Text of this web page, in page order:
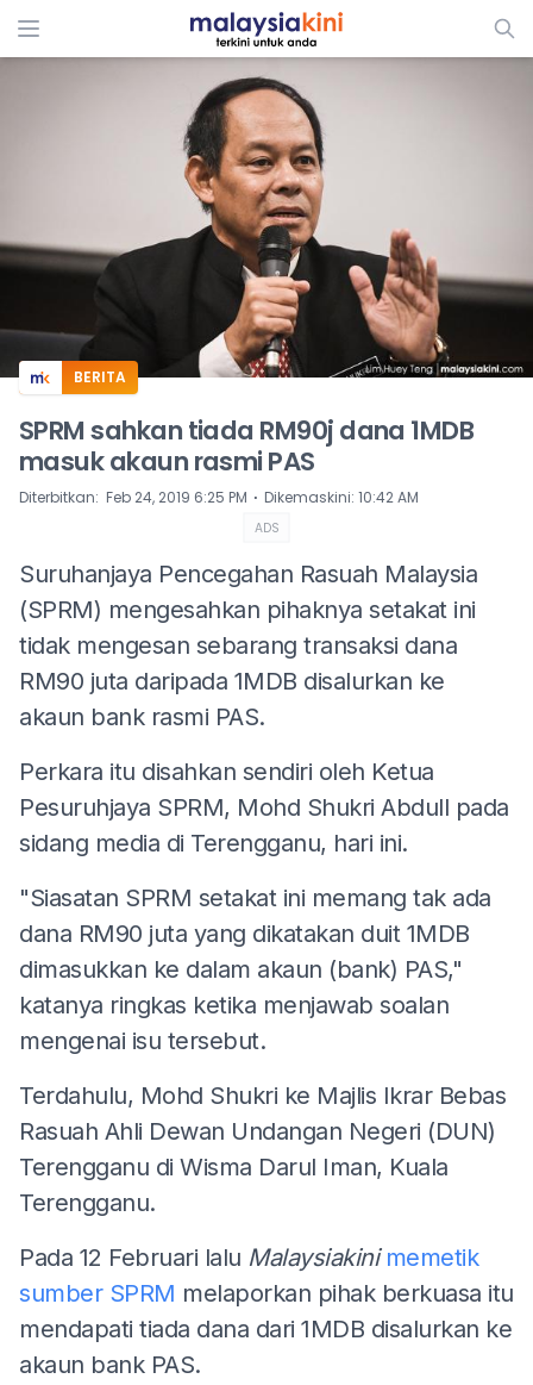
ADS
BERITA
SPRM sahkan tiada RM90j dana 1MDB
masuk akaun rasmi PAS
Diterbitkan: Feb 24, 2019 6:25 PM ⋅ Dikemaskini: 10:42 AM
ADS
Suruhanjaya Pencegahan Rasuah Malaysia
(SPRM) mengesahkan pihaknya setakat ini
tidak mengesan sebarang transaksi dana
RM90 juta daripada 1MDB disalurkan ke
akaun bank rasmi PAS.
Perkara itu disahkan sendiri oleh Ketua
Pesuruhjaya SPRM, Mohd Shukri Abdull pada
sidang media di Terengganu, hari ini.
"Siasatan SPRM setakat ini memang tak ada
dana RM90 juta yang dikatakan duit 1MDB
dimasukkan ke dalam akaun (bank) PAS,"
katanya ringkas ketika menjawab soalan
mengenai isu tersebut.
Terdahulu, Mohd Shukri ke Majlis Ikrar Bebas
Rasuah Ahli Dewan Undangan Negeri (DUN)
Terengganu di Wisma Darul Iman, Kuala
Terengganu.
Pada 12 Februari lalu Malaysiakini memetik
sumber SPRM melaporkan pihak berkuasa itu
mendapati tiada dana dari 1MDB disalurkan ke
akaun bank PAS.